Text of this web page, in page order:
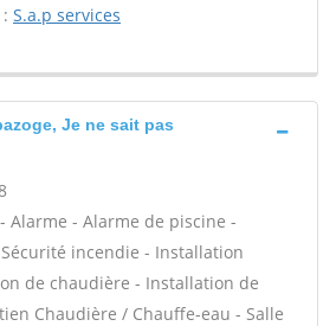
S.a.p services
Je ne sait pas
Alarme - Alarme de piscine -
incendie - Installation
de chaudière - Installation de
Chaudière / Chauffe-eau - Salle